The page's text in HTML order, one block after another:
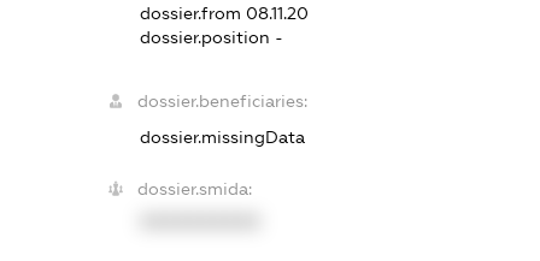
dossier.from 08.11.20
dossier.position -
dossier.beneficiaries:
dossier.missingData
dossier.smida: